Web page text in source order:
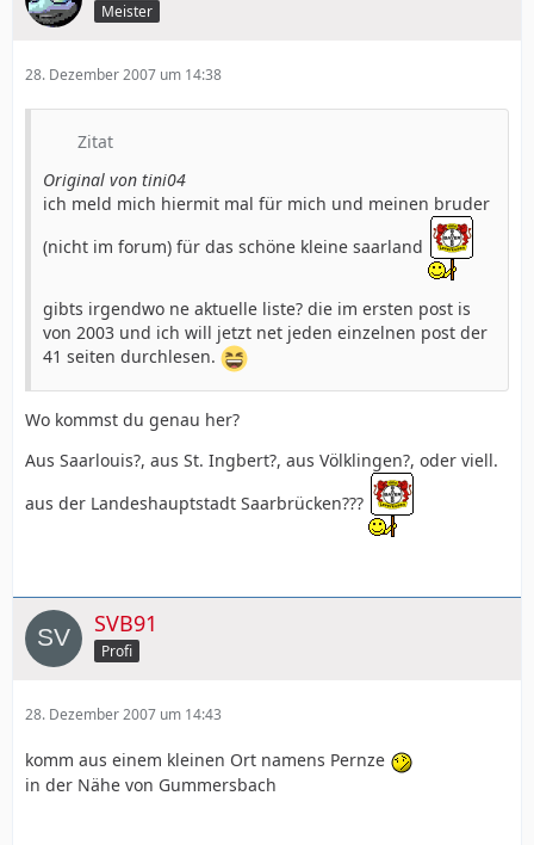
Meister
28. Dezember 2007 um 14:38
Zitat
Original von tini04
ich meld mich hiermit mal für mich und meinen bruder
(nicht im forum) für das schöne kleine saarland
gibts irgendwo ne aktuelle liste? die im ersten post is
von 2003 und ich will jetzt net jeden einzelnen post der
41 seiten durchlesen.
Wo kommst du genau her?
Aus Saarlouis?, aus St. Ingbert?, aus Völklingen?, oder viell.
aus der Landeshauptstadt Saarbrücken???
SVB91
Profi
28. Dezember 2007 um 14:43
komm aus einem kleinen Ort namens Pernze
in der Nähe von Gummersbach